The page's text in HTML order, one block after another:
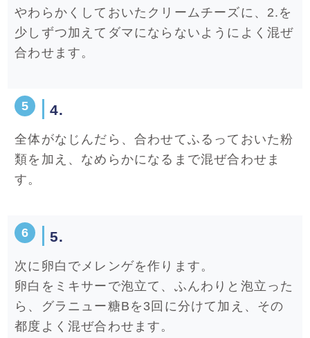
やわらかくしておいたクリームチーズに、2.を
少しずつ加えてダマにならないようによく混ぜ
合わせます。
4.
全体がなじんだら、合わせてふるっておいた粉
類を加え、なめらかになるまで混ぜ合わせま
す。
5.
次に卵白でメレンゲを作ります。
卵白をミキサーで泡立て、ふんわりと泡立った
ら、グラニュー糖Bを3回に分けて加え、その
都度よく混ぜ合わせます。